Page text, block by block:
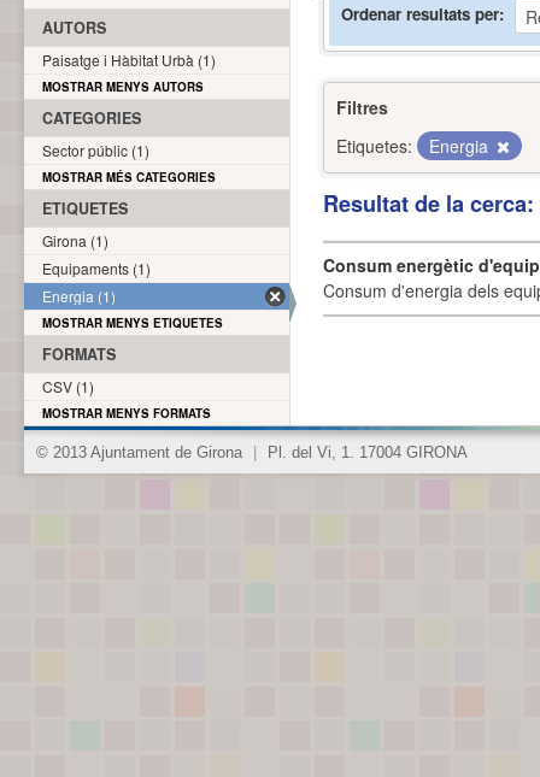
Ordenar resultats per
Filtres
Etiquetes:
Energia
Resultat de la
Consum energètic
Consum d'energia dels
AUTORS
Paisatge i Hàbitat Urbà (1)
MOSTRAR MENYS AUTORS
CATEGORIES
Sector públic (1)
MOSTRAR MÉS CATEGORIES
ETIQUETES
Girona (1)
Equipaments (1)
Energia (1)
MOSTRAR MENYS ETIQUETES
FORMATS
CSV (1)
MOSTRAR MENYS FORMATS
© 2013 Ajuntament de Girona Pl. del Vi, 1. 17004 GIRONA